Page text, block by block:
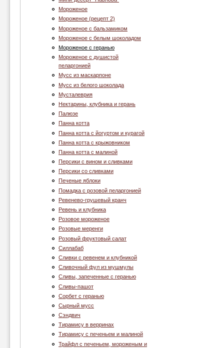
Мороженое
Мороженое (рецепт 2)
Мороженое с бальзамиком
Мороженое с белым шоколадом
Мороженое с геранью
Мороженое с душистой
пеларгонией
Муcc из маскарпоне
Мусс из белого шоколада
Мусталеврия
Нектарины, клубника и герань
Палюзе
Панна котта
Панна котта с йогуртом и курагой
Панна котта с крыжовником
Панна котта с малиной
Персики с вином и сливками
Персики со сливками
Печеные яблоки
Помадка с розовой пеларгонией
Ревенево-грушевый кранч
Ревень и клубника
Розовое мороженое
Розовые меренги
Розовый фруктовый салат
Силлабаб
Сливки с ревенем и клубникой
Сливочный фул из мушмулы
Сливы, запеченные с геранью
Сливы-пашот
Сорбет с геранью
Сырный мусс
Сэндвич
Тирамису в верринах
Тирамису с печеньем и малиной
Трайфл с печеньем, мороженым и